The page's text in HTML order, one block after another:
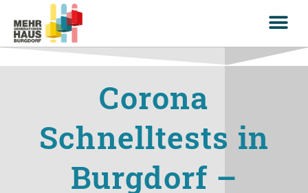
Corona
Schnelltests in
Burgdorf –